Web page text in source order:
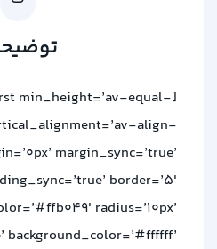
min_height=’av-equal-
align-
margin_sync=’true’
border=’5′
radius=’10px’
background_color=’#ffffff’